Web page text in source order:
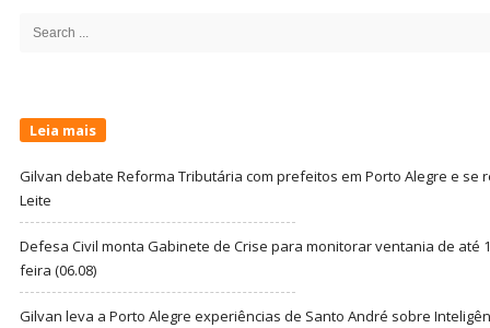
Search
Leia mais
Gilvan debate Reforma Tributária com prefeitos em Porto Alegre e se
Leite
Defesa Civil monta Gabinete de Crise para monitorar ventania de até
feira (06.08)
Gilvan leva a Porto Alegre experiências de Santo André sobre